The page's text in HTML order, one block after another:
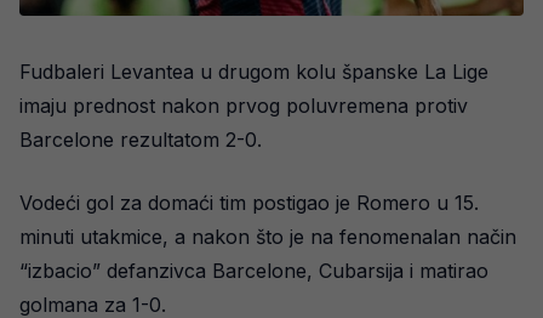
Fudbaleri Levantea u drugom kolu španske La Lige
imaju prednost nakon prvog poluvremena protiv
Barcelone rezultatom 2-0.
Vodeći gol za domaći tim postigao je Romero u 15.
minuti utakmice, a nakon što je na fenomenalan način
“izbacio” defanzivca Barcelone, Cubarsija i matirao
golmana za 1-0.